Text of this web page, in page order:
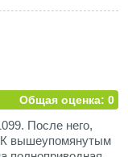
не раз выручал,
просторный: в
никто не
если
KONI, но
той же
в разы. На
Ни разу небыло
Общая оценка: 0
После него,
К вышеупомянутым